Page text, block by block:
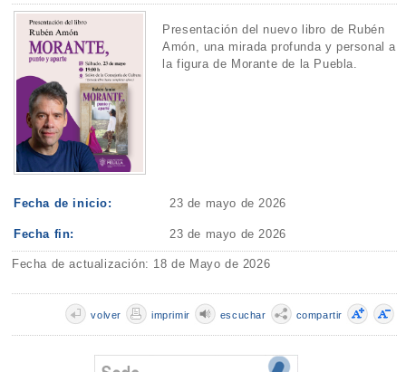
Presentación del nuevo libro de Rubén
Amón, una mirada profunda y personal a
la figura de Morante de la Puebla.
Fecha de inicio: 23 de mayo de 2026
Fecha fin: 23 de mayo de 2026
Fecha de actualización: 18 de Mayo de 2026
compartir
escuchar
imprimir
volver